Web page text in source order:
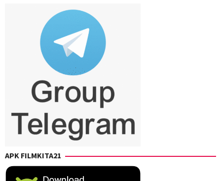
Sheila
Waldron
APK FILMKITA21